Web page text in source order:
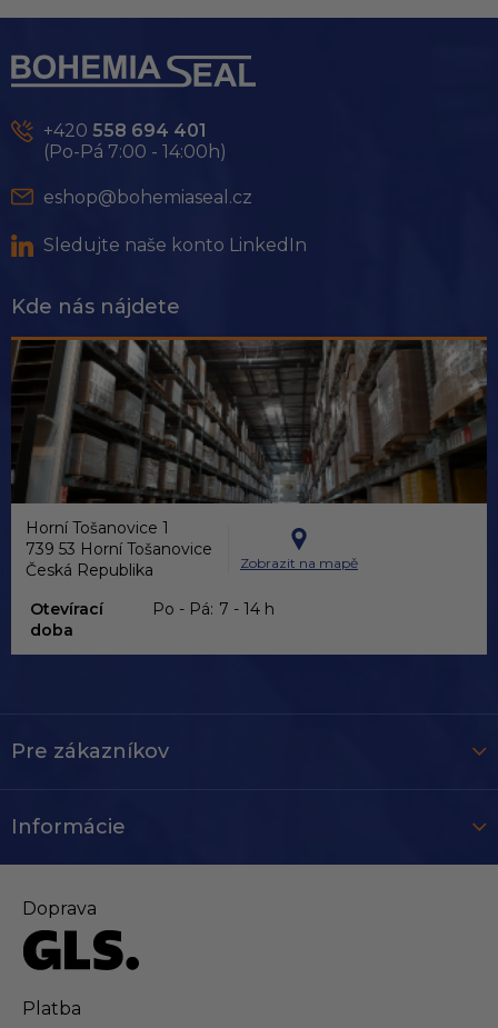
p
+420 558 694 401
(Po-Pá 7:00 - 14:00h)
eshop@bohemiaseal.cz
Sledujte naše konto LinkedIn
Pre zákazníkov
Informácie
Kde nás nájdete
Horní Tošanovice 1
739 53 Horní Tošanovice
Česká Republika
Zobrazit na mapě
Otevírací
doba
Po - Pá: 7 - 14 h
Doprava
Platba